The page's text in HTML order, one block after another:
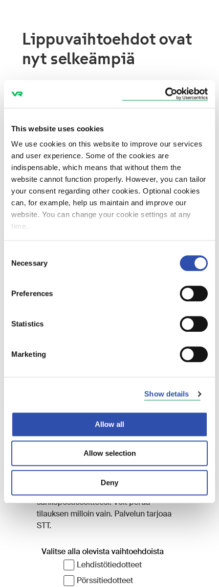
This website uses cookies
We use cookies on this website to improve our services
and user experience. Some of the cookies are
indispensable, which means that without them the
website cannot function properly. However, you can tailor
your consent regarding other cookies. Optional cookies
can, for example, help us maintain and improve our
website. You can change your cookie settings at any
time.
Selection
Necessary
Preferences
Statistics
Marketing
Show details
Allow all
Allow selection
Deny
Lippuvaihtoehdot ovat
nyt selkeämpiä
Uudistuksessa on karsittu lipputyyppejä ja
nykyiset lippuvaihtoehdot ovat aiempaa
Peruslippu. Näihin voi halutessaan ostaa
Säästölippu on aina edullisin vaihtoehto, ja
sen hinta on sama kaikille. Säästölippuja on
myynnissä kaikilla reiteillä, rajoitettu määrä
junavuoroa kohden.
Peruslipulla on kolme eri hintatasoa.
ruuhkaisimmat junat. Opiskelija-, eläkeläis- ja
pähinkänkuoressa
Hintauudistukseen voi tutustua tarkemmin
Matkustajaliikenteen johtaja Maisa